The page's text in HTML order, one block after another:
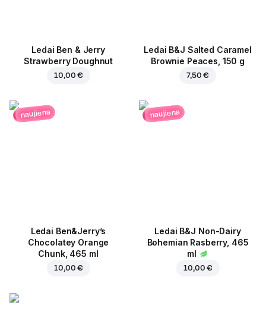
Ledai Ben & Jerry
Strawberry Doughnut
10,00 €
Ledai B&J Salted Caramel
Brownie Peaces, 150 g
7,50 €
naujiena
Ledai Ben&Jerry’s
Chocolatey Orange
Chunk, 465 ml
10,00 €
naujiena
Ledai B&J Non-Dairy
Bohemian Rasberry, 465
ml
10,00 €